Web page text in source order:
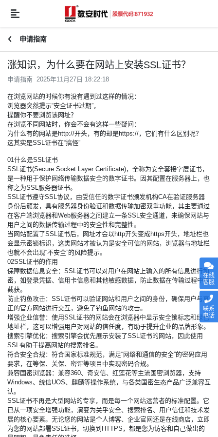
申请指南
涨知识，为什么要在网站上安装SSL证书？
申请指南 2025年11月27日 18:22:18
在浏览网站的时候你有没有遇到过这样的情况：
浏览器突然提示“安全证书过期”，
提醒你不要浏览该网址？
在浏览不同网站时，你会不会有这样一些疑问：
为什么有的网站是http://开头，有的却是https://，它们有什么区别呢？
这其实是SSL证书在“搞怪”
01什么是SSL证书
SSL证书(Secure Socket Layer Certificate)，全称为安全套接字层证书，
是一种用于保护网络传输数据安全的数字证书。因其配置在服务器上，也
称之为SSL服务器证书。
SSL证书遵守SSL协议，由受信任的数字证书颁发机构CA在验证服务器
身份后颁发，具有服务器身份验证和数据传输加密双重功能，其主要通过
在客户端浏览器和Web服务器之间建立一条SSL安全通道，来确保网站与
用户之间的数据传输过程中的安全性和完整性。
当网站配置了SSL证书后，网址才会以http开头变成https开头，地址栏也
会显示密锁标识，这类网站才被认为是安全可信的网站，浏览器与地址栏
也就不会出现“不安全”的风险提示。
02SSL证书的作用
保障数据信息安全：SSL证书可以对用户在网站上输入的所有信息进行加
密，如登录凭据、信用卡信息和其他敏感数据，防止数据在传输过程中被
截获。
防止钓鱼攻击：SSL证书可以验证网站和用户之间的身份，确保用户与真
正的官方网站进行交互，避免了钓鱼网站的攻击。
增强企业信誉：使用SSL证书的网站会在浏览器中显示安全锁标志和绿色
地址栏，这可以增强用户对网站的信任度，有助于提升企业的品牌形象。
搜索引擎优化：搜索引擎会优先展示安装了SSL证书的网站，因此使用
SSL有助于提高网站的搜索排名。
符合安全合规：符合国家标准规范，满足“网络和通信的安全”的密码应用
要求，在等保、关保、密评等项目中实现密码合规。
兼容国密浏览器：兼容360、奇安信、红莲花等主流国密浏览器，支持
Windows、统信UOS、麒麟等操作系统，与各类国密生态产品广泛兼容互
认。
SSL证书不再是大型网站的专享，而是每一个网站运营者的标准配置。它
已从一项安全增强功能，演变为关乎安全、搜索排名、用户信任和技术发
展的核心要素。无论您的网站是个人博客、企业官网还是在线商店，立即
为您的网站部署SSL证书，切换到HTTPS，都是您为访客和自己做出的
在线
客服
联系
电话